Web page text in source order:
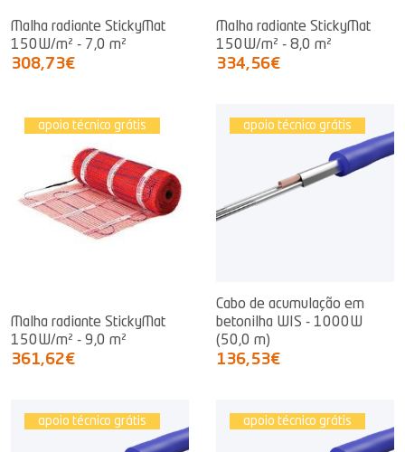
Malha radiante StickyMat
150W/m² - 7,0 m²
308,73€
Malha radiante StickyMat
150W/m² - 8,0 m²
334,56€
apoio técnico grátis
Malha radiante StickyMat
150W/m² - 9,0 m²
361,62€
apoio técnico grátis
Cabo de acumulação em
betonilha WIS - 1000W
(50,0 m)
136,53€
apoio técnico grátis apoio técnico grátis